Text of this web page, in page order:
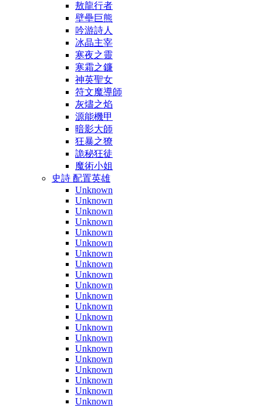
敖龍行者
壁壘巨熊
吟游詩人
冰晶主宰
寒夜之靈
寒霜之鐮
神英聖女
符文魔導師
灰燼之焰
源能機甲
暗影大師
狂暴之獠
詭秘狂徒
魔術小姐
史詩 配置英雄
Unknown
Unknown
Unknown
Unknown
Unknown
Unknown
Unknown
Unknown
Unknown
Unknown
Unknown
Unknown
Unknown
Unknown
Unknown
Unknown
Unknown
Unknown
Unknown
Unknown
Unknown